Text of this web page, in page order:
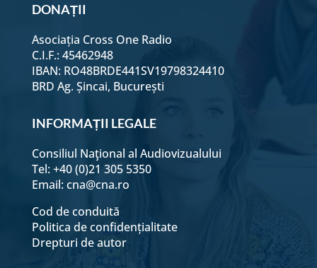
DONAȚII
Asociația Cross One Radio
C.I.F.: 45462948
IBAN: RO48BRDE441SV19798324410
BRD Ag. Șincai, București
INFORMAȚII LEGALE
Consiliul Naţional al Audiovizualului
Tel: +40 (0)21 305 5350
Email: cna@cna.ro
Cod de conduită
Politica de confidențialitate
Drepturi de autor